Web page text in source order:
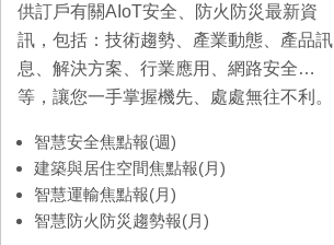
供訂戶有關AIoT安全、防火防災最新資
訊，包括：技術趨勢、產業動態、產品訊
息、解決方案、行業應用、網路安全…
等，讓您一手掌握機先、處處無往不利。
智慧安全焦點報(週)
建築與居住空間焦點報(月)
智慧運輸焦點報(月)
智慧防火防災趨勢報(月)